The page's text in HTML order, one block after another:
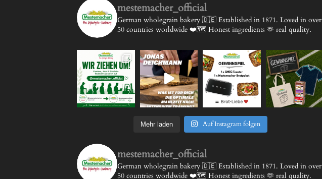
mestemacher_official
German wholegrain bakery 🇩🇪 Established in 1871. Loved in over
50 countries worldwide ❤️🗺️ Honest ingredients 🫶 real quality.
Mehr laden Auf Instagram folgen
mestemacher_official
German wholegrain bakery 🇩🇪 Established in 1871. Loved in over
50 countries worldwide ❤️🗺️ Honest ingredients 🫶 real quality.